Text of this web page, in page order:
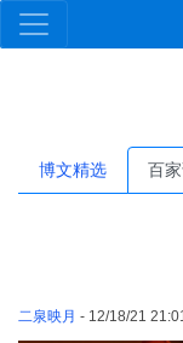
博文精选 百
二泉映月 - 12/18/21